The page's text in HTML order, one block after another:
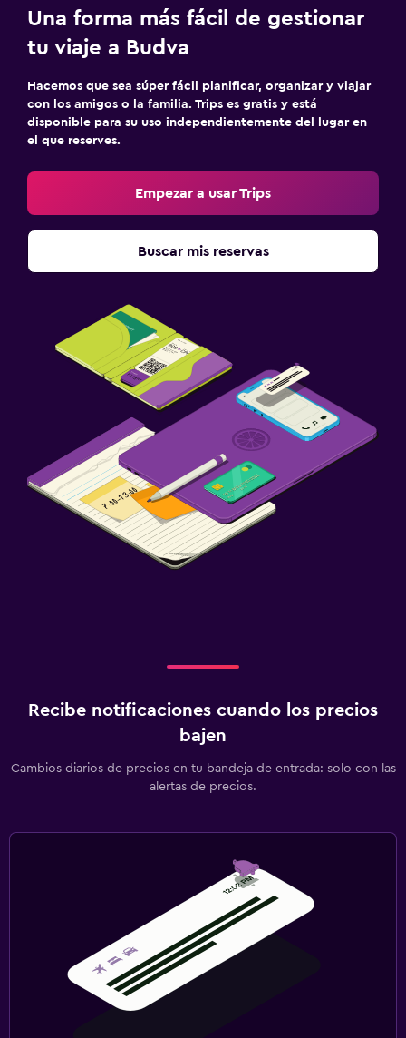
Una forma más fácil de gestionar
tu viaje a Budva
Hacemos que sea súper fácil planificar, organizar y viajar
con los amigos o la familia. Trips es gratis y está
disponible para su uso independientemente del lugar en
el que reserves.
Empezar a usar Trips
Buscar mis reservas
Recibe notificaciones cuando los precios
bajen
Cambios diarios de precios en tu bandeja de entrada: solo con las
alertas de precios.